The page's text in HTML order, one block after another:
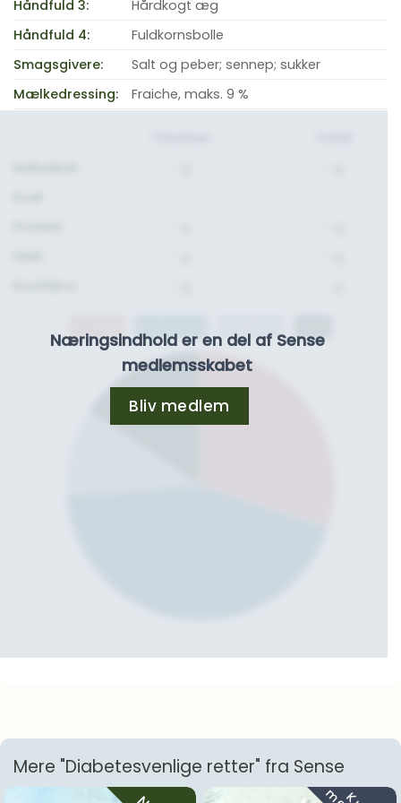
Håndfuld 3:
Hårdkogt æg
Håndfuld 4:
Fuldkornsbolle
Smagsgivere:
Salt og peber; sennep; sukker
Mælkedressing:
Fraiche, maks. 9 %
Næringsindhold er en del af Sense
medlemsskabet
Bliv medlem
Mere "Diabetesvenlige retter" fra Sense